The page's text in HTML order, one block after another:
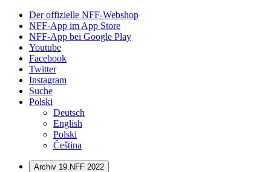
Der offizielle NFF-Webshop
NFF-App im App Store
NFF-App bei Google Play
Youtube
Facebook
Twitter
Instagram
Suche
Polski
Deutsch
English
Polski
Čeština
Archiv 19.NFF 2022